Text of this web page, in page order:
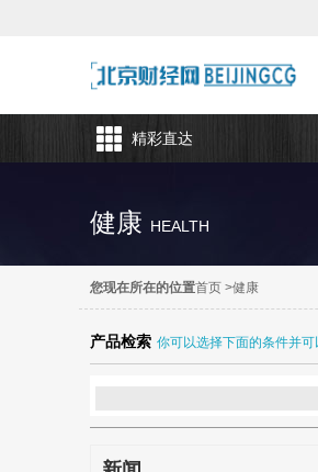
精彩直达
健康 HEALTH
您现在所在的位置首页 >健康
产品检索 你可以选择下面的条件并